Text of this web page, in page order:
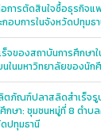
การตัดสินใจซื้อธุรกิจแ
อบการในจังหวัดปทุมธ
จของสถาบันการศึกษาใ
ในมหาวิทยาลัยของนัก
ตภัณฑ์ปลาสลิดสำเร็จ
ษา: ชุมชนหมู่ที่ 8 ตำบ
ปทุมธานี